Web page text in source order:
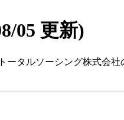
05 更新)
タルソーシング株式会